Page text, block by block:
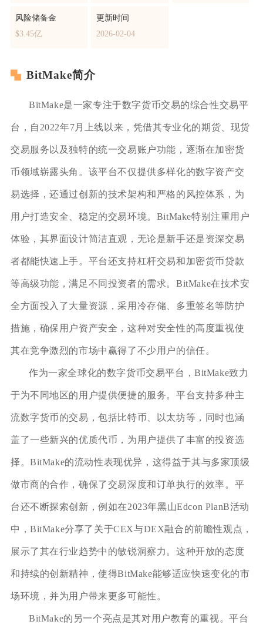
风险储备金
$3.45亿
更新时间
2026-02-04
BitMake简介
BitMake是一家专注于数字货币交易的综合性交易平
台，自2022年7月上线以来，凭借其专业化的期货、现货
交易服务以及独特的统一交易账户功能，逐渐在加密货
币领域崭露头角。该平台不仅提供多样化的数字资产交
易选择，还通过创新的技术架构和严格的风控体系，为
用户打造安全、稳定的交易环境。BitMake特别注重用户
体验，其界面设计简洁直观，无论是新手还是资深交易
者都能快速上手。平台还支持杠杆交易和加密货币贷款
等高级功能，满足不同投资者的需求。BitMake在技术安
全方面投入了大量资源，采用冷存储、多重签名等防护
措施，确保用户资产安全，这种对安全性的高度重视使
其在竞争激烈的市场中赢得了不少用户的信任。
作为一家全球化的数字货币交易平台，BitMake致力
于为不同地区的用户提供便捷的服务。平台支持多种主
流数字货币的交易，包括比特币、以太坊等，同时也涵
盖了一些新兴的优质代币，为用户提供了丰富的投资选
择。BitMake的流动性表现优异，这得益于其与多家顶级
做市商的合作，确保了交易深度和订单执行的效率。平
台还不断探索创新，例如在2023年黑山Edcon PlanB活动
中，BitMake分享了关于CEX与DEX融合的前瞻性观点，
展示了其在行业趋势中的敏锐洞察力。这种开放的态度
和持续的创新精神，使得BitMake能够适应快速变化的市
场环境，并为用户带来更多可能性。
BitMake的另一个亮点是其对用户教育的重视。平台